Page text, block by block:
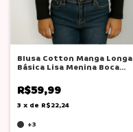
Blusa Cotton Manga Longa
Básica Lisa Menina Boca
R$59,99
3 x de R$22,24
+3